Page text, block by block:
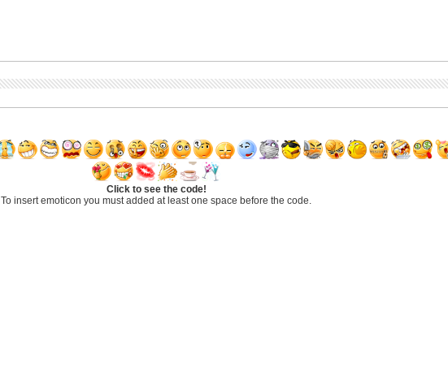
Click to see the code!
To insert emoticon you must added at least one space before the code.